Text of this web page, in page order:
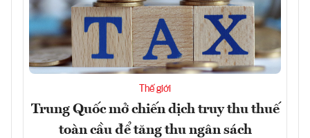
Thế giới
Trung Quốc mở chiến dịch truy thu thuế
toàn cầu để tăng thu ngân sách